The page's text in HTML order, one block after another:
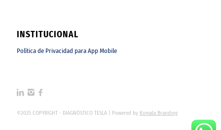
INSTITUCIONAL
Política de Privacidad para App Mobile
©2025 COPYRIGHT - DIAGNÓSTICO TESLA | Powered by Komala Branding